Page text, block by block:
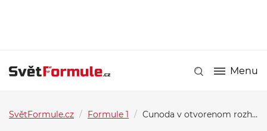
Menu
SvětFormule.cz / Formule 1 / Cunoda v otvorenom rozhovore: Nestarám sa o to, čo o mne ľudia vravia na internete